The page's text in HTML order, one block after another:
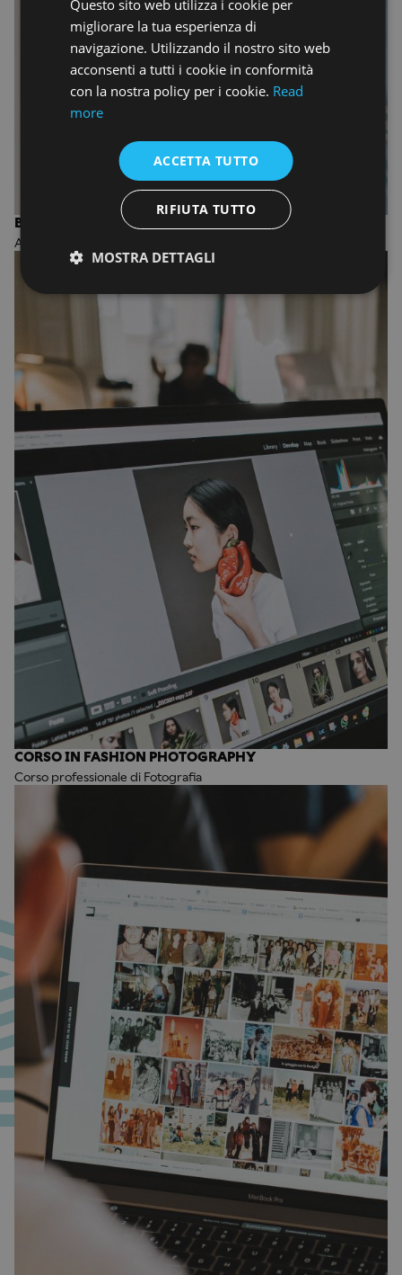
BIENNIO IN PHOTOGRAPHY
ACCADEMIA DI FOTOGRAFIA
CORSO IN FASHION PHOTOGRAPHY
Corso professionale di Fotografia
Questo sito web utilizza i cookie per
migliorare la tua esperienza di
navigazione. Utilizzando il nostro sito web
acconsenti a tutti i cookie in conformità
con la nostra policy per i cookie. Read
more
ACCETTA TUTTO
RIFIUTA TUTTO
MOSTRA DETTAGLI